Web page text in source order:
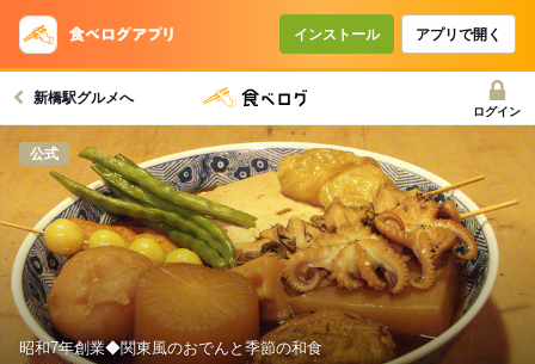
インストール アプリで開く
新橋駅グルメへ
ログイン
公式
昭和7年創業◆関東風のおでんと季節の和食
コースで使えるクーポン
戻る
クーポンを利用せず予約する